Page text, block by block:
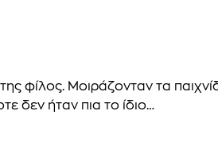
φίλος. Μοιράζονταν τα
δεν ήταν πια το ίδιο…